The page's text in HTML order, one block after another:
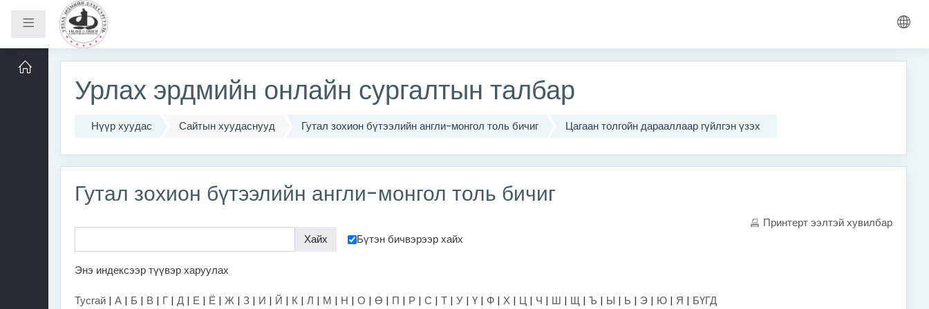
Хажуугийн самбар
Үндсэн агуулга руу шилжих
Урлах эрдмийн онлайн сургалтын талбар
Нүүр хуудас Сайтын хуудаснууд Гутал зохион бүтээлийн англи-монгол толь бичиг Цагаан толгойн дарааллаар гүйлгэн үзэх
Гутал зохион бүтээлийн англи-монгол толь бичиг
Принтерт ээлтэй хувилбар
Бүтэн бичвэрээр хайх
Энэ индексээр түүвэр харуулах
Тусгай | А | Б | В | Г | Д | Е | Ё | Ж | З | И | Й | К | Л | М | Н | О | Ө | П | Р | С | Т | У | Ү | Ф | Х | Ц | Ч | Ш | Щ | Ъ | Ы | Ь | Э | Ю | Я | БҮГД